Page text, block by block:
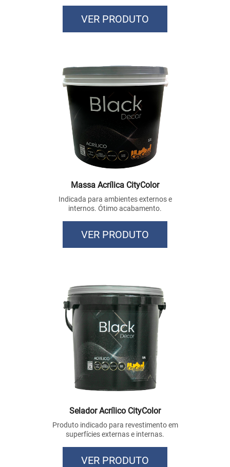
VER PRODUTO
Massa Acrílica CityColor
Indicada para ambientes externos e
internos. Ótimo acabamento.
VER PRODUTO
Selador Acrílico CityColor
Produto indicado para revestimento em
superfícies externas e internas.
VER PRODUTO